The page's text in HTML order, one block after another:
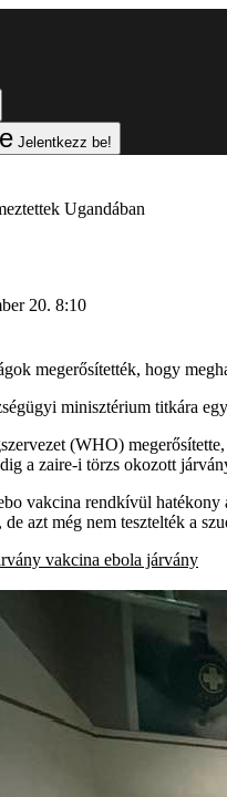
Jelentkezz be!
Ugandában
20. 8:10
megerősítették, hogy
minisztérium titkára
(WHO)
a zaire-i törzs okozott
vakcina rendkívül hatékony
azt még nem tesztelték a
vakcina ebola járvány